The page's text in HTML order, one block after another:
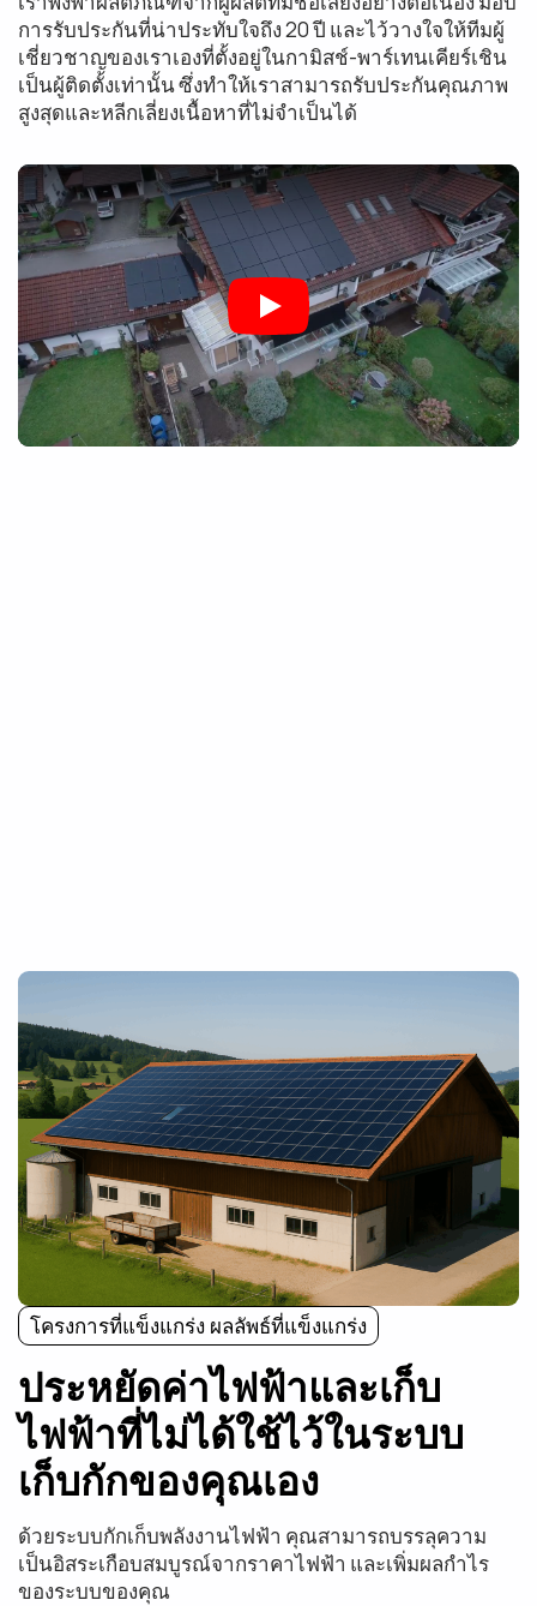
การรับประกันที่น่าประทับใจถึง 20 ปี และไว้วางใจให้ทีมผู้
เชี่ยวชาญของเราเองที่ตั้งอยู่ในกามิสช์-พาร์เทนเคียร์เชิน
เป็นผู้ติดตั้งเท่านั้น ซึ่งทำให้เราสามารถรับประกันคุณภาพ
สูงสุดและหลีกเลี่ยงเนื้อหาที่ไม่จำเป็นได้
Play
โครงการที่แข็งแกร่ง ผลลัพธ์ที่แข็งแกร่ง
ประหยัดค่าไฟฟ้าและเก็บ
ไฟฟ้าที่ไม่ได้ใช้ไว้ในระบบ
เก็บกักของคุณเอง
ด้วยระบบกักเก็บพลังงานไฟฟ้า คุณสามารถบรรลุความ
เป็นอิสระเกือบสมบูรณ์จากราคาไฟฟ้า และเพิ่มผลกำไร
ของระบบของคุณ